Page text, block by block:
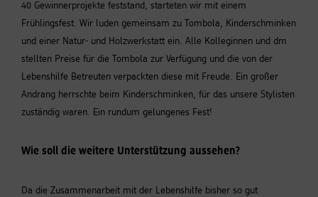
40 Gewinnerprojekte feststand, starteten wir mit einem
Frühlingsfest. Wir luden gemeinsam zu Tombola, Kinderschminken
und einer Natur- und Holzwerkstatt ein. Alle Kolleginnen und dm
stellten Preise für die Tombola zur Verfügung und die von der
Lebenshilfe Betreuten verpackten diese mit Freude. Ein großer
Andrang herrschte beim Kinderschminken, für das unsere Stylisten
zuständig waren. Ein rundum gelungenes Fest!
Wie soll die weitere Unterstützung aussehen?
Da die Zusammenarbeit mit der Lebenshilfe bisher so gut